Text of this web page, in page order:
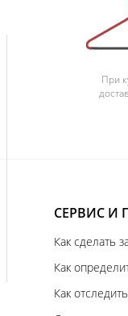
При
СЕРВИС
Как сделать
Как
Как